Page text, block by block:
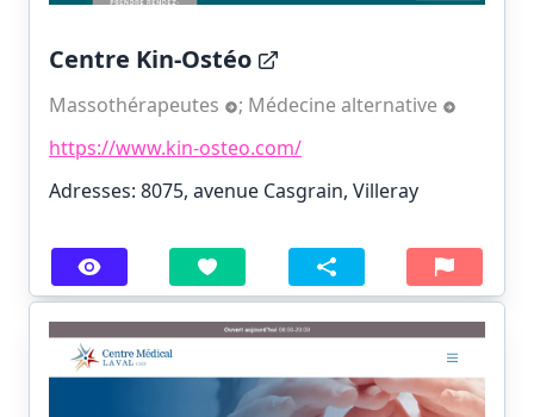
Centre Kin-Ostéo
Massothérapeutes ; Médecine alternative
https://www.kin-osteo.com/
Adresses: 8075, avenue Casgrain, Villeray